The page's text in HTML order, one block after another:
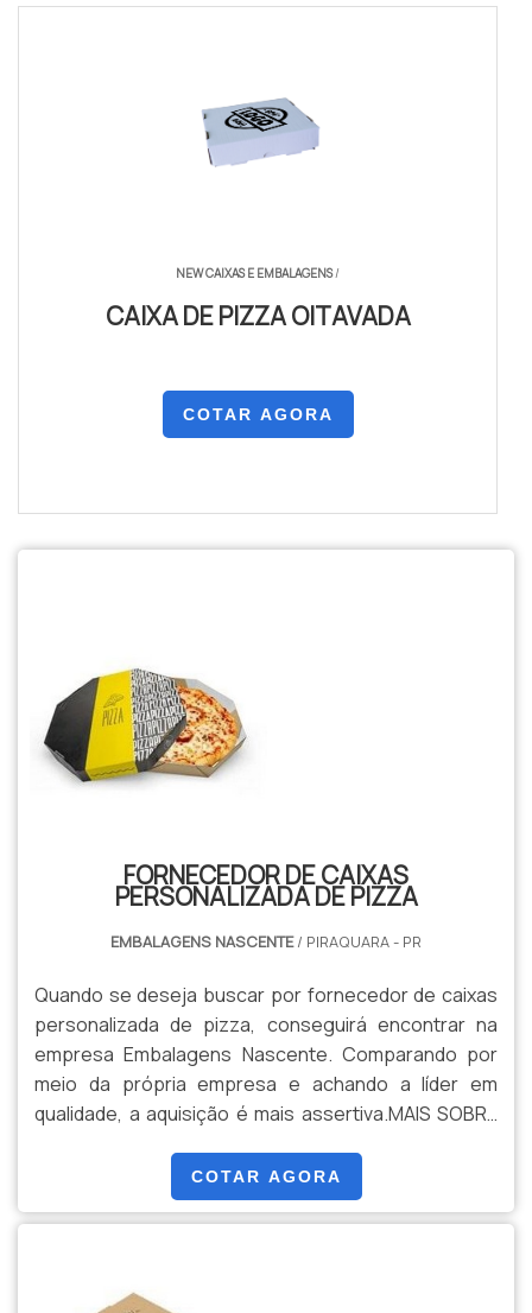
NEW CAIXAS E EMBALAGENS/
CAIXA DE PIZZA OITAVADA
COTAR AGORA
FORNECEDOR DE CAIXAS
PERSONALIZADA DE PIZZA
EMBALAGENS NASCENTE/ PIRAQUARA - PR
Quando se deseja buscar por fornecedor de caixas
personalizada de pizza, conseguirá encontrar na
empresa Embalagens Nascente. Comparando por
meio da própria empresa e achando a líder em
qualidade, a aquisição é mais assertiva.MAIS SOBRE
PIZZASe alguém procurar por um fornecedor de
caixas personalizada de pizza inovadora, consegue
encontrar o site da Embalagens Nascente. Com
COTAR AGORA